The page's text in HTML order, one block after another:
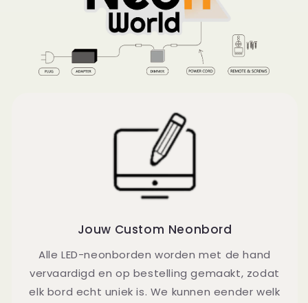
Jouw Custom Neonbord
Alle LED-neonborden worden met de hand
vervaardigd en op bestelling gemaakt, zodat
elk bord echt uniek is. We kunnen eender welk